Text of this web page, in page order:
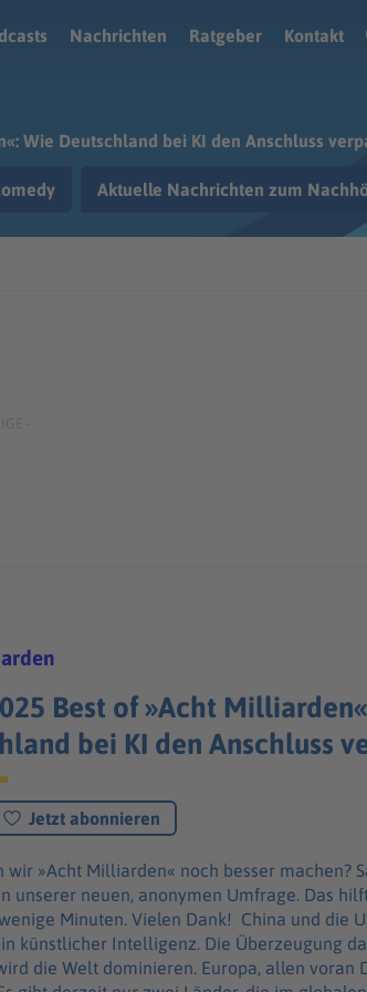
Nachrichten Ratgeber Kontakt
Wie Deutschland bei KI den Anschluss
Aktuelle Nachrichten zum
Best of »Acht
bei KI den Anschluss
Jetzt abonnieren
wir »Acht Milliarden« noch besser machen?
unserer neuen, anonymen Umfrage. Das
Minuten. Vielen Dank! China und die
künstlicher Intelligenz. Die Überzeugung
die Welt dominieren. Europa, allen voran